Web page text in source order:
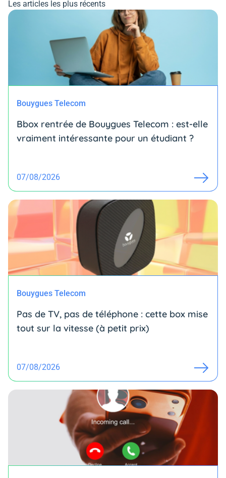
Les articles les plus récents
Bouygues Telecom
Bbox rentrée de Bouygues Telecom : est-elle
vraiment intéressante pour un étudiant ?
07/08/2026
Bouygues Telecom
Pas de TV, pas de téléphone : cette box mise
tout sur la vitesse (à petit prix)
07/08/2026